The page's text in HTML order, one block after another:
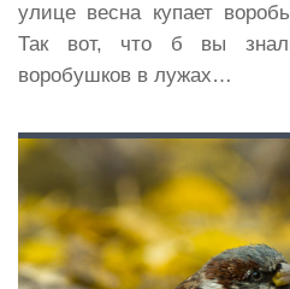
улице весна купает
Так вот, что б вы
воробушков в лужах…